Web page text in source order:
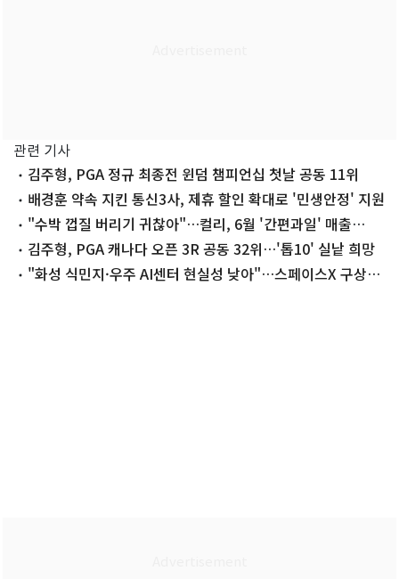
관련 기사
김주형, PGA 정규 최종전 윈덤 챔피언십 첫날 공동 11위
배경훈 약속 지킨 통신3사, 제휴 할인 확대로 '민생안정' 지원
"수박 껍질 버리기 귀찮아"…컬리, 6월 '간편과일' 매출
55%↑
김주형, PGA 캐나다 오픈 3R 공동 32위…'톱10' 실낱 희망
"화성 식민지·우주 AI센터 현실성 낮아"…스페이스X 구상